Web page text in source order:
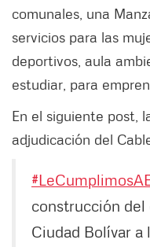
comunales, una
servicios para las
deportivos, aula
estudiar, para
En el siguiente post,
adjudicación del
construcción del
Ciudad Bolívar a